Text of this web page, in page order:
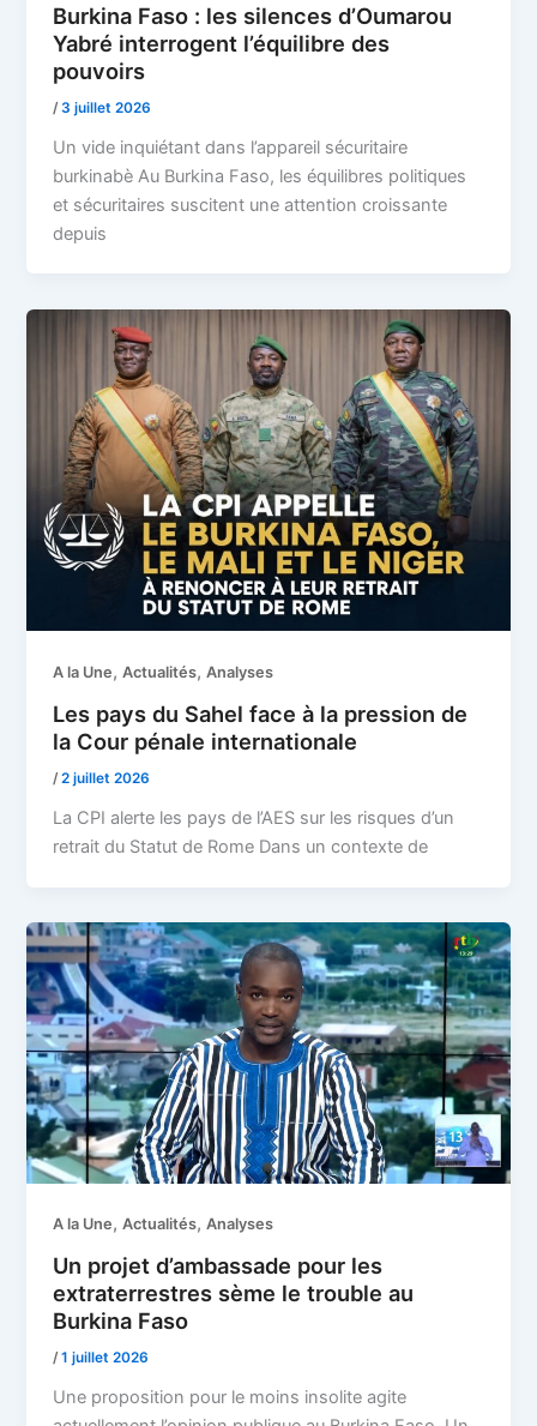
Burkina Faso : les silences d’Oumarou
Yabré interrogent l’équilibre des
pouvoirs
/3 juillet 2026
Un vide inquiétant dans l’appareil sécuritaire
burkinabè Au Burkina Faso, les équilibres politiques
et sécuritaires suscitent une attention croissante
depuis
A la Une,Actualités,Analyses
Les pays du Sahel face à la pression de
la Cour pénale internationale
/2 juillet 2026
La CPI alerte les pays de l’AES sur les risques d’un
retrait du Statut de Rome Dans un contexte de
A la Une,Actualités,Analyses
Un projet d’ambassade pour les
extraterrestres sème le trouble au
Burkina Faso
/1 juillet 2026
Une proposition pour le moins insolite agite